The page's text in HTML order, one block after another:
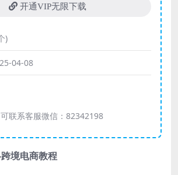
开通VIP无限下载
)
04-08
联系客服微信：82342198
跨境电商教程